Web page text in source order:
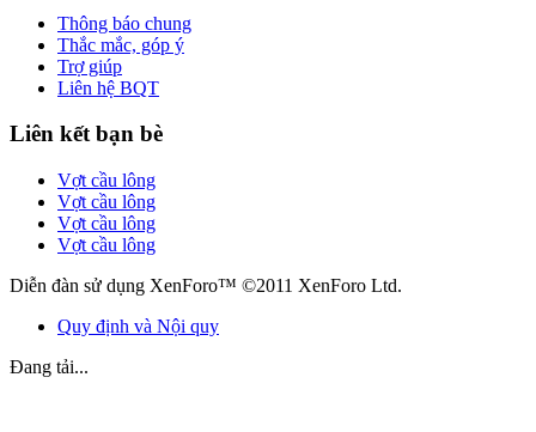
Thông báo chung
Thắc mắc, góp ý
Trợ giúp
Liên hệ BQT
Liên kết bạn bè
Vợt cầu lông
Vợt cầu lông
Vợt cầu lông
Vợt cầu lông
Diễn đàn sử dụng XenForo™ ©2011 XenForo Ltd.
Quy định và Nội quy
Đang tải...